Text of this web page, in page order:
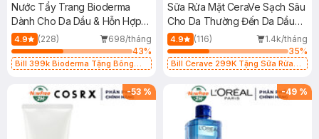
Nước Tẩy Trang Bioderma
Dành Cho Da Dầu & Hỗn Hợp
500ml
4.9 (228)
698/tháng
43%
Bill 399k Bioderma Tặng Bông
Sữa Rửa Mặt CeraVe Sạch Sâu
Cho Da Thường Đến Da Dầu
473ml
4.9 (116)
1.4k/tháng
35%
Bill Cerave 299K Tặng Sữa Rửa
-53 % -49 %